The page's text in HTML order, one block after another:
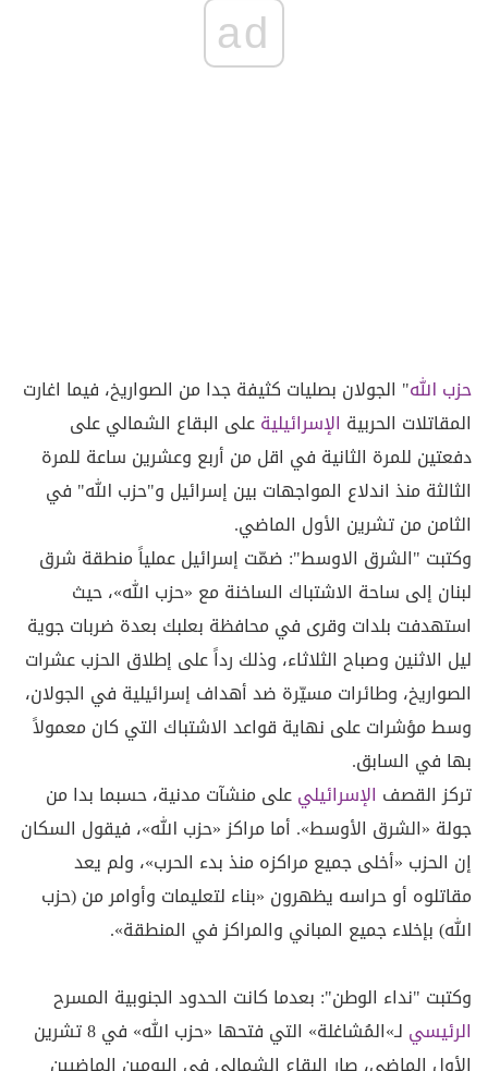
ad
حزب الله" الجولان بصليات كثيفة جدا من الصواريخ، فيما اغارت
المقاتلات الحربية الإسرائيليةعلى البقاع الشمالي على
دفعتين للمرة الثانية في اقل من أربع وعشرين ساعة للمرة
الثالثة منذ اندلاع المواجهات بين إسرائيل و"حزب الله" في
الثامن من تشرين الأول الماضي.
وكتبت "الشرق الاوسط": ضمّت إسرائيل عملياً منطقة شرق
لبنان إلى ساحة الاشتباك الساخنة مع «حزب الله»، حيث
استهدفت بلدات وقرى في محافظة بعلبك بعدة ضربات جوية
ليل الاثنين وصباح الثلاثاء، وذلك رداً على إطلاق الحزب عشرات
الصواريخ، وطائرات مسيّرة ضد أهداف إسرائيلية في الجولان،
وسط مؤشرات على نهاية قواعد الاشتباك التي كان معمولاً
بها في السابق.
تركز القصف الإسرائيليعلى منشآت مدنية، حسبما بدا من
جولة «الشرق الأوسط». أما مراكز «حزب الله»، فيقول السكان
إن الحزب «أخلى جميع مراكزه منذ بدء الحرب»، ولم يعد
مقاتلوه أو حراسه يظهرون «بناء لتعليمات وأوامر من (حزب
الله) بإخلاء جميع المباني والمراكز في المنطقة».
وكتبت "نداء الوطن": بعدما كانت الحدود الجنوبية المسرح
الرئيسي
لـ»المُشاغلة» التي فتحها «حزب الله» في 8 تشرين